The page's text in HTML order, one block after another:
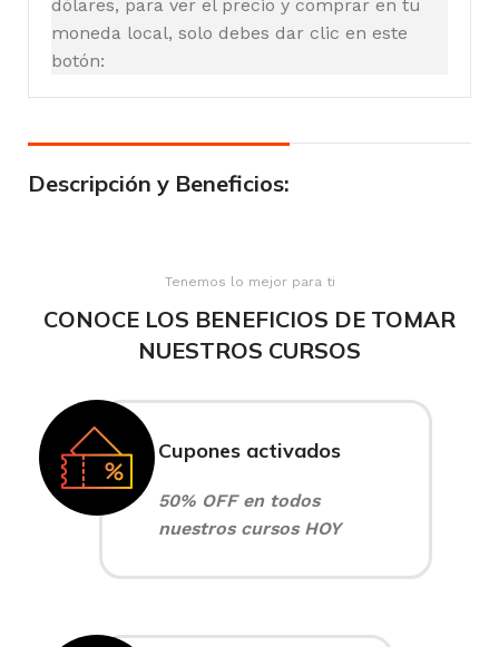
dólares, para ver el precio y comprar en tu
moneda local, solo debes dar clic en este
botón:
Descripción y Beneficios:
Tenemos lo mejor para ti
CONOCE LOS BENEFICIOS DE TOMAR
NUESTROS CURSOS
Cupones activados
50% OFF en todos
nuestros cursos HOY